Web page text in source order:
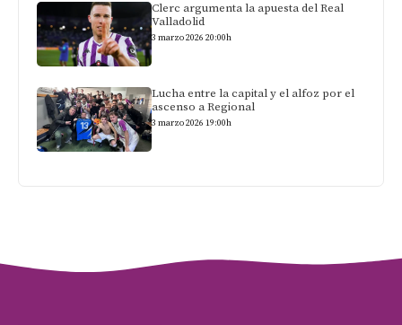
Clerc argumenta la apuesta del Real
Valladolid
3 marzo 2026 20:00h
Lucha entre la capital y el alfoz por el
ascenso a Regional
3 marzo 2026 19:00h